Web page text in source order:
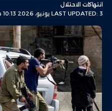
LAST UPDATED: 3 يونيو، 2026 10:13 م
انتهاكات الاحتلال